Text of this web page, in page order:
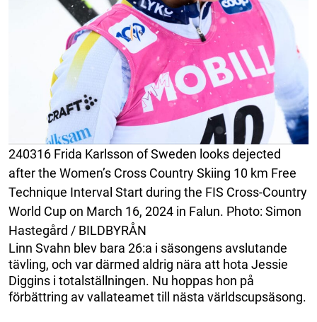
240316 Frida Karlsson of Sweden looks dejected
after the Women’s Cross Country Skiing 10 km Free
Technique Interval Start during the FIS Cross-Country
World Cup on March 16, 2024 in Falun. Photo: Simon
Hastegård / BILDBYRÅN
Linn Svahn blev bara 26:a i säsongens avslutande
tävling, och var därmed aldrig nära att hota Jessie
Diggins i totalställningen. Nu hoppas hon på
förbättring av vallateamet till nästa världscupsäsong.